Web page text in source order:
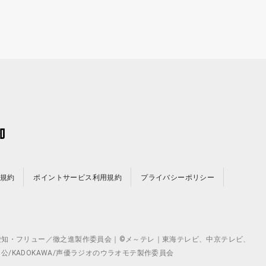
約 ポイントサービス利用規約 プライバシーポリシー
フリュー／徹之進製作委員会｜©メ～テレ｜東海テレビ、中京テレビ、
/KADOKAWA/声優ラジオのウラオモテ製作委員会